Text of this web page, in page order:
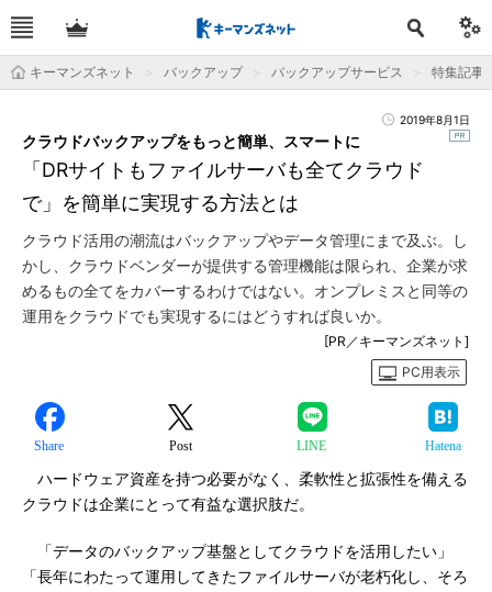
キーマンズネット バックアップ バックアップサービス 特集記事
2019年8月1日
「DRサイトもファイルサーバも全てクラウド
で」を簡単に実現する方法とは
クラウドバックアップをもっと簡単、スマートに
クラウド活用の潮流はバックアップやデータ管理にまで及ぶ。し
かし、クラウドベンダーが提供する管理機能は限られ、企業が求
めるもの全てをカバーするわけではない。オンプレミスと同等の
運用をクラウドでも実現するにはどうすれば良いか。
[PR／キーマンズネット]
PC用表示
Share Post LINE Hatena
ハードウェア資産を持つ必要がなく、柔軟性と拡張性を備える
クラウドは企業にとって有益な選択肢だ。
「データのバックアップ基盤としてクラウドを活用したい」
「長年にわたって運用してきたファイルサーバが老朽化し、そろ